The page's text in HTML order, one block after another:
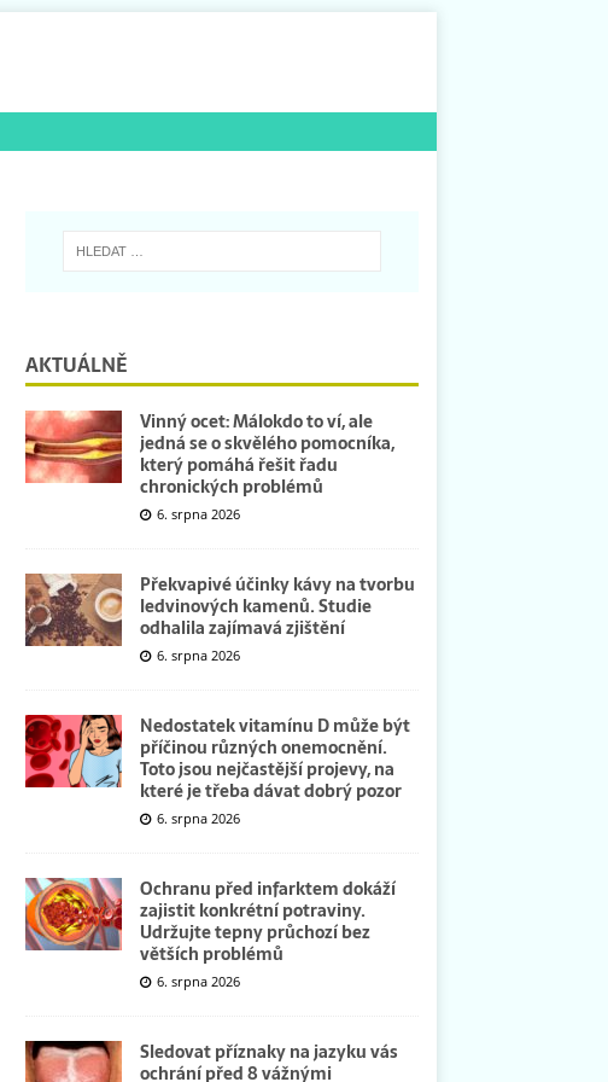
AKTUÁLNĚ
Vinný ocet: Málokdo to ví, ale
jedná se o skvělého pomocníka,
který pomáhá řešit řadu
chronických problémů
6. srpna 2026
Překvapivé účinky kávy na tvorbu
ledvinových kamenů. Studie
odhalila zajímavá zjištění
6. srpna 2026
Nedostatek vitamínu D může být
příčinou různých onemocnění.
Toto jsou nejčastější projevy, na
které je třeba dávat dobrý pozor
6. srpna 2026
Ochranu před infarktem dokáží
zajistit konkrétní potraviny.
Udržujte tepny průchozí bez
větších problémů
6. srpna 2026
Sledovat příznaky na jazyku vás
ochrání před 8 vážnými